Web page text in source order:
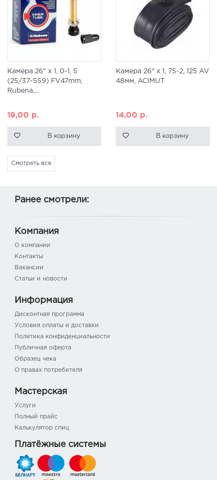
Камера 26" x 1, 0-1, 5
(25/37-559) FV47mm,
Rubena,...
19,00 р.
В корзину
Камера 26" x 1, 75-2, 125 AV
48мм, ACIMUT
14,00 р.
В корзину
Смотреть все
Ранее смотрели:
Компания
О компании
Контакты
Вакансии
Статьи и новости
Информация
Дисконтная программа
Условия оплаты и доставки
Политика конфиденциальности
Публичная оферта
Образец чека
О правах потребителя
Мастерская
Услуги
Полный прайс
Калькулятор спиц
Платёжные системы